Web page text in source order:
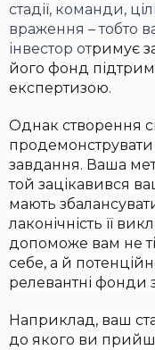
стадії, команди,
враження – тобто
інвестор отримує
його фонд
експертизою.
Однак створення
продемонструвати
завдання. Ваша
той зацікавився
мають
лаконічність її
допоможе вам не
себе, а й
релевантні фонди
Наприклад, ваш
до якого ви